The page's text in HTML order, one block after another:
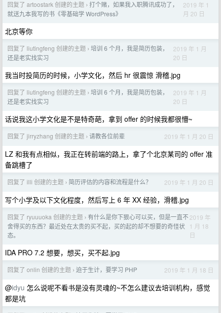
回复了 artoostark 创建的主题 › 打个赌，如果我入职腾讯成功了，
就送九本我写的书《零基础学 WordPress》
2019 年 1
月 20 日
北京等你
回复了 liutingfeng 创建的主题 › 培训 6 个月，我是简历包装，
还是老实找实习
2019 年 1 月
20 日
我当时投简历的时候，小学文化，然后 hr 很震惊 滑稽.jpg
回复了 liutingfeng 创建的主题 › 培训 6 个月，我是简历包装，
还是老实找实习
2019 年 1 月
20 日
话说我这小学文化是不是特奇葩，拿到 offer 的时候我都很懵~
回复了 jirryzhang 创建的主题 › 请教各位前辈 2019 年 1 月 20 日
LZ 和我有点相似，我正在转前端的路上，拿了个北京某司的 offer 准
备跳槽了
回复了 illi 创建的主题 › 简历评估的内容和流程是什么？ 2019 年 1 月 20 日
写个小学及以下文化程度，然后写上 6 年 XX 经验，滑稽.jpg
回复了 ryuuuoka 创建的主题 › 有什么是你下狠心可以买，但是一直不
舍得买的东西？最近处在太贵的买不起，买的起的却不想要的奇怪状
态。
2019 年
1 月 18
日
IDA PRO 7.2 想要，想买，买不起.jpg
回复了 onlin 创建的主题 › 迫于生计，要学习 PHP 2019 年 1 月 18 日
@idyu 怎么说呢不看书是没有灵魂的~不怎么建议去培训机构，感觉
都是坑